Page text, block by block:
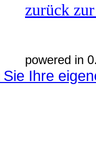
zurück
powered in
Sie Ihre